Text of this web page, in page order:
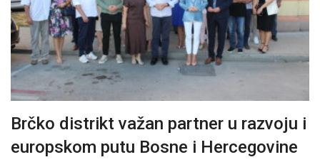
Brčko distrikt važan partner u razvoju i
europskom putu Bosne i Hercegovine